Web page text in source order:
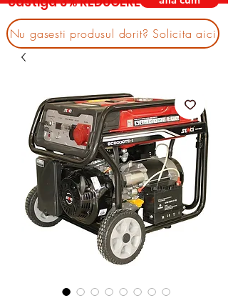
Nu gasesti produsul dorit? Solicita aici